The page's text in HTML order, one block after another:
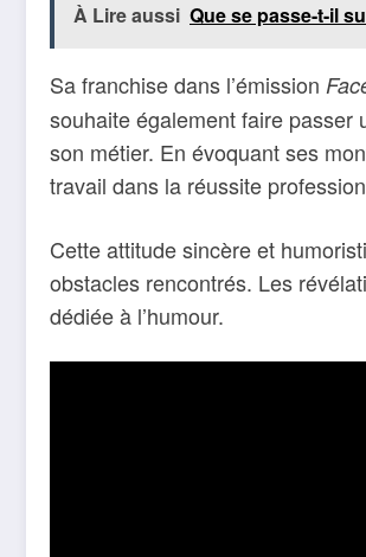
À Lire aussi Que se passe-t-il
Sa franchise dans l’émission
souhaite également faire passer
son métier. En évoquant ses
travail dans la réussite
Cette attitude sincère et
obstacles rencontrés. Les
dédiée à l’humour.